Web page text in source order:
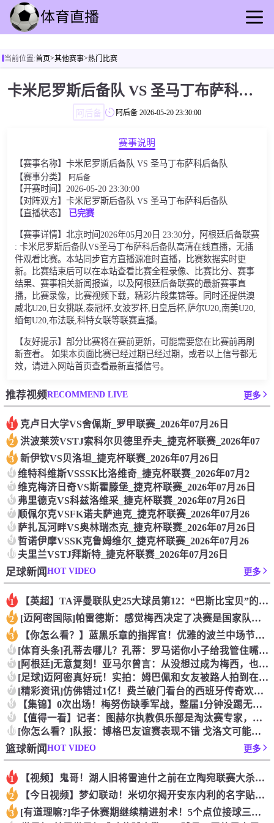
足球直播
篮球直播
足球录播
其他赛事
当前位置:首页>其他赛事>热门比赛
卡米尼罗斯后备队 VS 圣马丁布萨科后备队
阿后备 阿后备 2026-05-20 23:30:00
赛事说明
【赛事名称】卡米尼罗斯后备队 VS 圣马丁布萨科后备队
【赛事分类】
阿后备
【开赛时间】2026-05-20 23:30:00
【对阵双方】卡米尼罗斯后备队 VS 圣马丁布萨科后备队
【直播状态】
已完赛
【赛事详情】北京时间2026年05月20日 23:30分，阿根廷后备联赛
: 卡米尼罗斯后备队VS圣马丁布萨科后备队高清在线直播，无插
件观看比赛。本站同步官方直播源准时直播，比赛数据实时更
新。比赛结束后可以在本站查看比赛全程录像、比赛比分、赛事
结果、赛事相关新闻报道，以及阿根廷后备联赛的最新赛事直
播，比赛录像，比赛视频下载，精彩片段集锦等。同时还提供澳
威北U20,日女挑联,泰冠杯,女波罗杯,日皇后杯,萨尔U20,南美U20,
缅甸U20,布法联,科特女联等联赛直播。
【友好提示】部分比赛将在赛前更新，可能需要您在比赛前再刷
新查看。 如果本页面比赛已经过期已经过期，或者以上信号都无
效，请进入网站首页查看最新直播信号。
推荐视频RECOMMEND LIVE 更多
1 克卢日大学VS舍佩斯_罗甲联赛_2026年07月26日
2 洪波莱茨VSTJ索科尔贝德里乔夫_捷克杯联赛_2026年07
3 新伊钦VS贝洛坦_捷克杯联赛_2026年07月26日
4 维特科维斯VSSSK比洛维奇_捷克杯联赛_2026年07月2
5 维克梅济日奇VS斯霍滕堡_捷克杯联赛_2026年07月26日
6 弗里德克VS科兹洛维采_捷克杯联赛_2026年07月26日
7 顺佩尔克VSFK诺夫萨迪克_捷克杯联赛_2026年07月26
8 萨扎瓦河畔VS奥林瑞杰克_捷克杯联赛_2026年07月26日
9 哲诺伊摩VSSK克鲁姆维尔_捷克杯联赛_2026年07月26
10 夫里兰VSTJ拜斯特_捷克杯联赛_2026年07月26日
足球新闻HOT VIDEO 更多
1 【英超】TA评曼联队史25大球员第12：“巴斯比宝贝”的绝佳
2 [迈阿密国际]帕雷德斯：感觉梅西决定了决赛是国家队最后一战，
3 【你怎么看？】蓝黑乐章的指挥官！优雅的波兰中场节拍器！
4 [体育头条]孔蒂去哪儿？孔蒂：罗马诺你小子给我管住嘴哈！
5 [阿根廷]无意复刻！亚马尔曾言：从没想过成为梅西，也不会穿他
6 [足球]迈阿密真好玩！实拍：姆巴佩和女友被路人拍到在夜店狂欢
7 [精彩资讯]仿佛错过1亿！费兰破门看台的西班牙传奇欢呼，拉莫
8 【集锦】0次出场！梅努伤缺季军战，整届1分钟没踢无缘世界杯首
9 【值得一看】记者：图赫尔执教俱乐部是淘汰赛专家，但在真正压力
10 [你怎么看？]队报：博格巴友谊赛表现不错 戈洛文可能加盟沙特
篮球新闻HOT VIDEO 更多
1 【视频】鬼哥！湖人旧将雷迪什之前在立陶宛联赛大杀四方
2 【今日视频】梦幻联动！米切尔揭开安东内利的名字贴纸！
3 [有道理嘛?]华子休赛期继续精进射术！5个点位接球三分全部命